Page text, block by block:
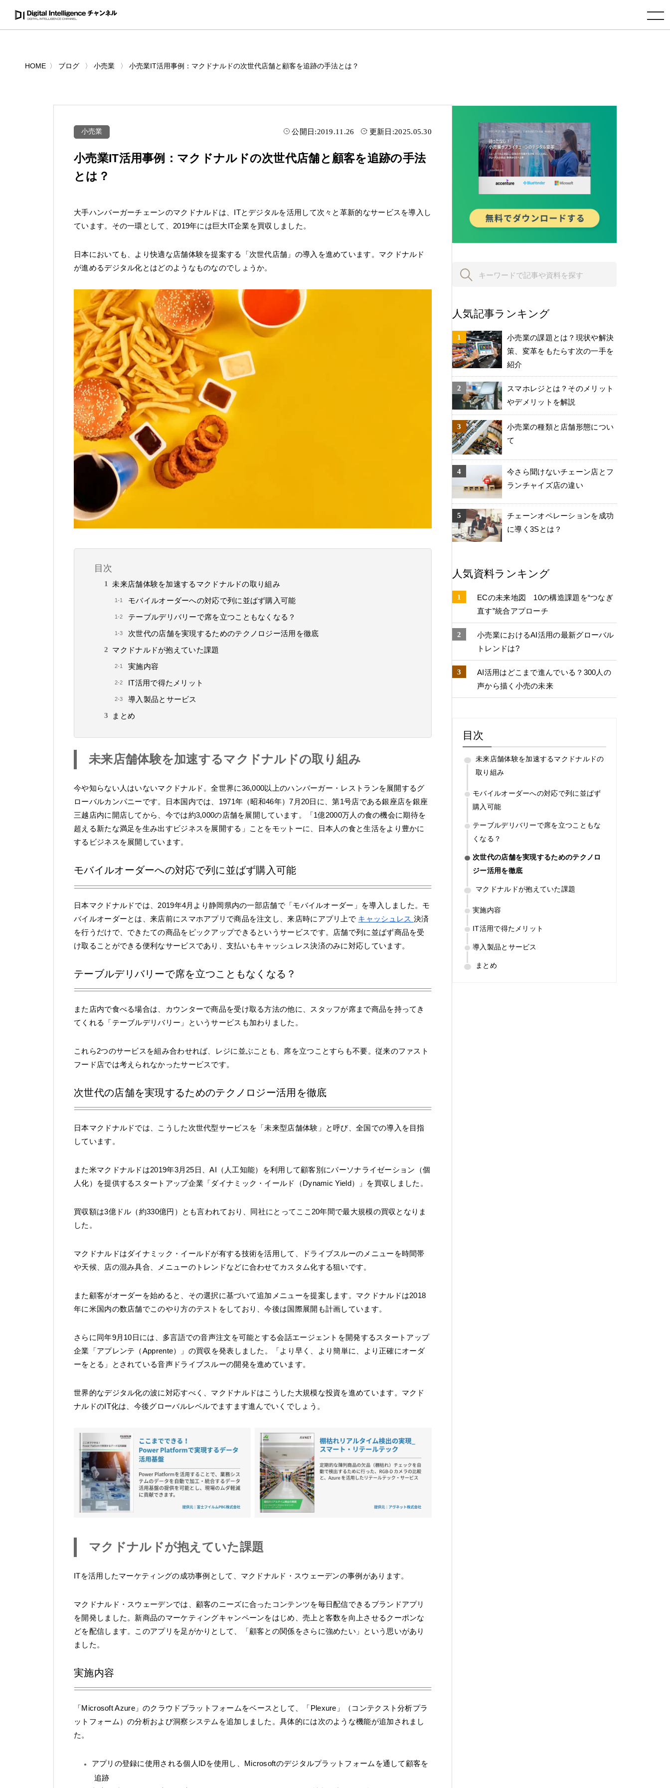
toggle navigation
HOME ブログ 小売業 小売業IT活用事例：マクドナルドの次世代店舗と顧客を追跡の手法とは？
小売業 公開日:2019.11.26 更新日:2025.05.30
小売業IT活用事例：マクドナルドの次世代店舗と顧客を追跡の手法
とは？
大手ハンバーガーチェーンのマクドナルドは、ITとデジタルを活用して次々と革新的なサービスを導入し
ています。その一環として、2019年には巨大IT企業を買収しました。
日本においても、より快適な店舗体験を提案する「次世代店舗」の導入を進めています。マクドナルド
が進めるデジタル化とはどのようなものなのでしょうか。
目次
未来店舗体験を加速するマクドナルドの取り組み
モバイルオーダーへの対応で列に並ばず購入可能
テーブルデリバリーで席を立つこともなくなる？
次世代の店舗を実現するためのテクノロジー活用を徹底
マクドナルドが抱えていた課題
実施内容
IT活用で得たメリット
導入製品とサービス
まとめ
未来店舗体験を加速するマクドナルドの取り組み
今や知らない人はいないマクドナルド。全世界に36,000以上のハンバーガー・レストランを展開するグ
ローバルカンパニーです。日本国内では、1971年（昭和46年）7月20日に、第1号店である銀座店を銀座
三越店内に開店してから、今では約3,000の店舗を展開しています。「1億2000万人の食の機会に期待を
超える新たな満足を生み出すビジネスを展開する」ことをモットーに、日本人の食と生活をより豊かに
するビジネスを展開しています。
モバイルオーダーへの対応で列に並ばず購入可能
日本マクドナルドでは、2019年4月より静岡県内の一部店舗で「モバイルオーダー」を導入しました。モ
バイルオーダーとは、来店前にスマホアプリで商品を注文し、来店時にアプリ上で キャッシュレス 決済
を行うだけで、できたての商品をピックアップできるというサービスです。店舗で列に並ばず商品を受
け取ることができる便利なサービスであり、支払いもキャッシュレス決済のみに対応しています。
テーブルデリバリーで席を立つこともなくなる？
また店内で食べる場合は、カウンターで商品を受け取る方法の他に、スタッフが席まで商品を持ってき
てくれる「テーブルデリバリー」というサービスも加わりました。
これら2つのサービスを組み合わせれば、レジに並ぶことも、席を立つことすらも不要。従来のファスト
フード店では考えられなかったサービスです。
次世代の店舗を実現するためのテクノロジー活用を徹底
日本マクドナルドでは、こうした次世代型サービスを「未来型店舗体験」と呼び、全国での導入を目指
しています。
また米マクドナルドは2019年3月25日、AI（人工知能）を利用して顧客別にパーソナライゼーション（個
人化）を提供するスタートアップ企業「ダイナミック・イールド（Dynamic Yield）」を買収しました。
買収額は3億ドル（約330億円）とも言われており、同社にとってここ20年間で最大規模の買収となりま
した。
マクドナルドはダイナミック・イールドが有する技術を活用して、ドライブスルーのメニューを時間帯
や天候、店の混み具合、メニューのトレンドなどに合わせてカスタム化する狙いです。
また顧客がオーダーを始めると、その選択に基づいて追加メニューを提案します。マクドナルドは2018
年に米国内の数店舗でこのやり方のテストをしており、今後は国際展開も計画しています。
さらに同年9月10日には、多言語での音声注文を可能とする会話エージェントを開発するスタートアップ
企業「アプレンテ（Apprente）」の買収を発表しました。「より早く、より簡単に、より正確にオーダ
ーをとる」とされている音声ドライブスルーの開発を進めています。
世界的なデジタル化の波に対応すべく、マクドナルドはこうした大規模な投資を進めています。マクド
ナルドのIT化は、今後グローバルレベルでますます進んでいくでしょう。
マクドナルドが抱えていた課題
ITを活用したマーケティングの成功事例として、マクドナルド・スウェーデンの事例があります。
マクドナルド・スウェーデンでは、顧客のニーズに合ったコンテンツを毎日配信できるブランドアプリ
を開発しました。新商品のマーケティングキャンペーンをはじめ、売上と客数を向上させるクーポンな
どを配信します。このアプリを足がかりとして、「顧客との関係をさらに強めたい」という思いがあり
ました。
実施内容
「Microsoft Azure」のクラウドプラットフォームをベースとして、「Plexure」（コンテクスト分析プラ
ットフォーム）の分析および洞察システムを追加しました。具体的には次のような機能が追加されまし
た。
アプリの登録に使用される個人IDを使用し、Microsoftのデジタルプラットフォームを通して顧客を
追跡
人気記事ランキング
小売業の課題とは？現状や解決
策、変革をもたらす次の一手を
紹介
スマホレジとは？そのメリット
やデメリットを解説
小売業の種類と店舗形態につい
て
今さら聞けないチェーン店とフ
ランチャイズ店の違い
チェーンオペレーションを成功
に導く3Sとは？
人気資料ランキング
ECの未来地図 10の構造課題を“つなぎ
直す”統合アプローチ
小売業におけるAI活用の最新グローバル
トレンドは?
AI活用はどこまで進んでいる？​300人の
声から描く小売の未来​
目次
未来店舗体験を加速するマクドナルドの
取り組み
モバイルオーダーへの対応で列に並ばず
購入可能
テーブルデリバリーで席を立つこともな
くなる？
次世代の店舗を実現するためのテクノロ
ジー活用を徹底
マクドナルドが抱えていた課題
実施内容
IT活用で得たメリット
導入製品とサービス
まとめ